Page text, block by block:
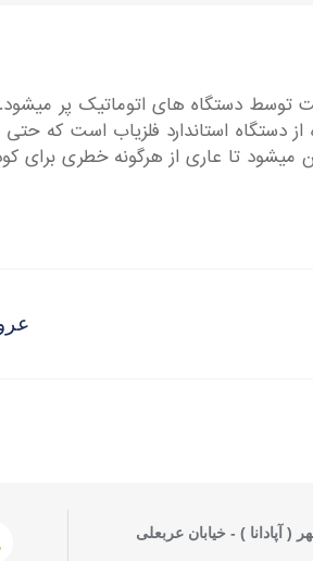
از دستگاه استاندارد فلزیاب است که
تا عاری از هرگونه خطری برای
( آپادانا ) - خیابان عربعلی